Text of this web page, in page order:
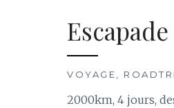
VOYAGE,
2000km, 4 jours,